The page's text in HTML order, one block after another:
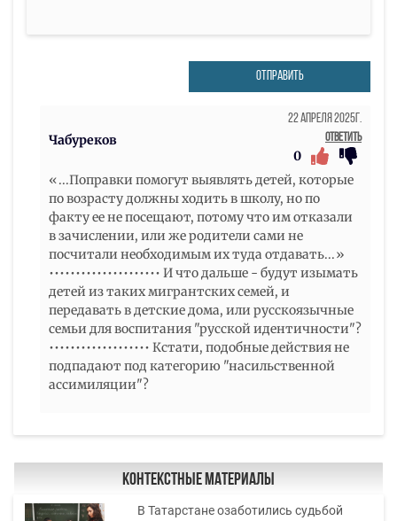
ОТПРАВИТЬ
Чабуреков
22 Апреля 2025г.
Ответить
0
«...Поправки помогут выявлять детей, которые
по возрасту должны ходить в школу, но по
факту ее не посещают, потому что им отказали
в зачислении, или же родители сами не
посчитали необходимым их туда отдавать...»
••••••••••••••••••••• И что дальше - будут изымать
детей из таких мигрантских семей, и
передавать в детские дома, или русскоязычные
семьи для воспитания "русской идентичности"?
••••••••••••••••••• Кстати, подобные действия не
подпадают под категорию "насильственной
ассимиляции"?
Контекстные материалы
В Татарстане озаботились судьбой